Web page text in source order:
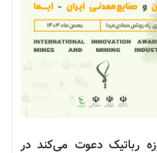
رباتیکدعوت می‌کند در